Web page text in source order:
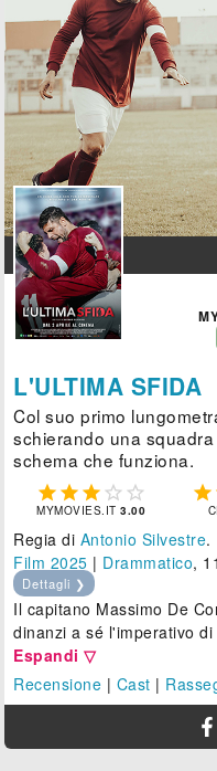
L'ULTIMA SFIDA
Col suo primo
schierando una
schema che funziona.
    
MYMOVIES.IT3.00

Regia di Antonio Silvestre.
Film 2025 | Drammatico,
Dettagli ❯
Il capitano Massimo De
dinanzi a sé l'imperativo
Espandi ▽
Recensione | Cast |